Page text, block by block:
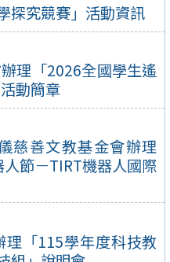
探究競賽」活動資訊
理「2026全國學生遙
動簡章
慈善文教基金會辦理
人節－TIRT機器人國際
「115學年度科技教